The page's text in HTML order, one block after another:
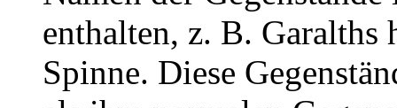
enthalten, z. B. Garalths
Spinne. Diese